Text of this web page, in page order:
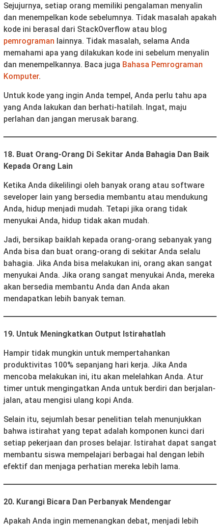
Sejujurnya, setiap orang memiliki pengalaman menyalin
dan menempelkan kode sebelumnya. Tidak masalah apakah
kode ini berasal dari StackOverflow atau blog
pemrograman lainnya. Tidak masalah, selama Anda
memahami apa yang dilakukan kode ini sebelum menyalin
dan menempelkannya. Baca juga Bahasa Pemrograman
Komputer.
Untuk kode yang ingin Anda tempel, Anda perlu tahu apa
yang Anda lakukan dan berhati-hatilah. Ingat, maju
perlahan dan jangan merusak barang.
18. Buat Orang-Orang Di Sekitar Anda Bahagia Dan Baik
Kepada Orang Lain
Ketika Anda dikelilingi oleh banyak orang atau software
seveloper lain yang bersedia membantu atau mendukung
Anda, hidup menjadi mudah. Tetapi jika orang tidak
menyukai Anda, hidup tidak akan mudah.
Jadi, bersikap baiklah kepada orang-orang sebanyak yang
Anda bisa dan buat orang-orang di sekitar Anda selalu
bahagia. Jika Anda bisa melakukan ini, orang akan sangat
menyukai Anda. Jika orang sangat menyukai Anda, mereka
akan bersedia membantu Anda dan Anda akan
mendapatkan lebih banyak teman.
19. Untuk Meningkatkan Output Istirahatlah
Hampir tidak mungkin untuk mempertahankan
produktivitas 100% sepanjang hari kerja. Jika Anda
mencoba melakukan ini, itu akan melelahkan Anda. Atur
timer untuk mengingatkan Anda untuk berdiri dan berjalan-
jalan, atau mengisi ulang kopi Anda.
Selain itu, sejumlah besar penelitian telah menunjukkan
bahwa istirahat yang tepat adalah komponen kunci dari
setiap pekerjaan dan proses belajar. Istirahat dapat sangat
membantu siswa mempelajari berbagai hal dengan lebih
efektif dan menjaga perhatian mereka lebih lama.
20. Kurangi Bicara Dan Perbanyak Mendengar
Apakah Anda ingin memenangkan debat, menjadi lebih